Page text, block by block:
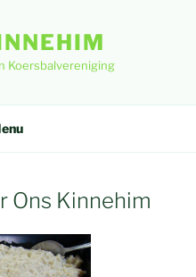
Koersbalvereniging
Ons Kinnehim